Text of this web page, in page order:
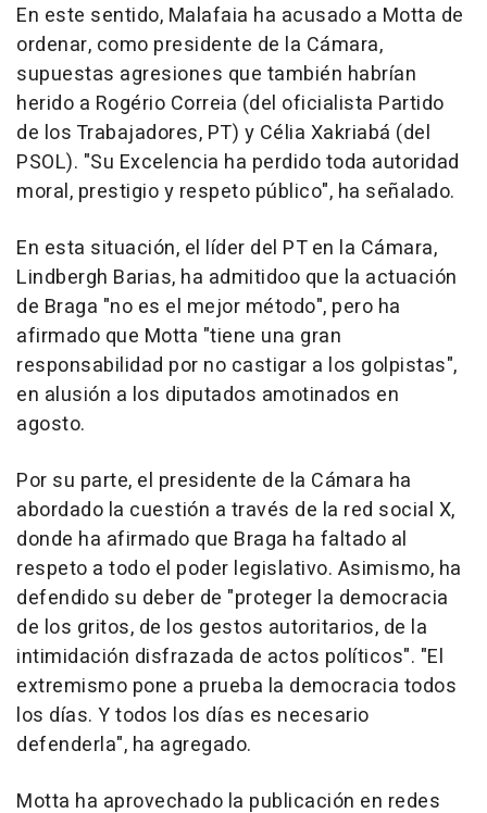
En este sentido, Malafaia ha acusado a Motta de
ordenar, como presidente de la Cámara,
supuestas agresiones que también habrían
herido a Rogério Correia (del oficialista Partido
de los Trabajadores, PT) y Célia Xakriabá (del
PSOL). "Su Excelencia ha perdido toda autoridad
moral, prestigio y respeto público", ha señalado.
En esta situación, el líder del PT en la Cámara,
Lindbergh Barias, ha admitidoo que la actuación
de Braga "no es el mejor método", pero ha
afirmado que Motta "tiene una gran
responsabilidad por no castigar a los golpistas",
en alusión a los diputados amotinados en
agosto.
Por su parte, el presidente de la Cámara ha
abordado la cuestión a través de la red social X,
donde ha afirmado que Braga ha faltado al
respeto a todo el poder legislativo. Asimismo, ha
defendido su deber de "proteger la democracia
de los gritos, de los gestos autoritarios, de la
intimidación disfrazada de actos políticos". "El
extremismo pone a prueba la democracia todos
los días. Y todos los días es necesario
defenderla", ha agregado.
Motta ha aprovechado la publicación en redes